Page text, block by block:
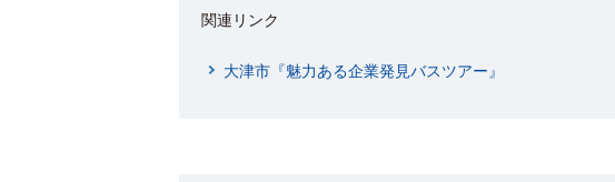
関連リンク
大津市『魅力ある企業発見バスツアー』